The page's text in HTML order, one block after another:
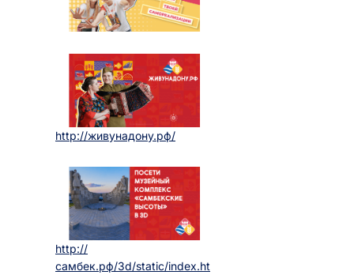
http://живунадону.рф/
http://
самбек.рф/3d/static/index.ht